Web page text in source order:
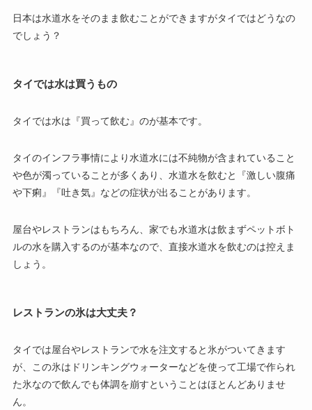
日本は水道水をそのまま飲むことができますがタイではどうなの
でしょう？
タイでは水は買うもの
タイでは水は『買って飲む』のが基本です。
タイのインフラ事情により水道水には不純物が含まれていること
や色が濁っていることが多くあり、水道水を飲むと『激しい腹痛
や下痢』『吐き気』などの症状が出ることがあります。
屋台やレストランはもちろん、家でも水道水は飲まずペットボト
ルの水を購入するのが基本なので、直接水道水を飲むのは控えま
しょう。
レストランの氷は大丈夫？
タイでは屋台やレストランで水を注文すると氷がついてきます
が、この氷はドリンキングウォーターなどを使って工場で作られ
た氷なので飲んでも体調を崩すということはほとんどありませ
ん。